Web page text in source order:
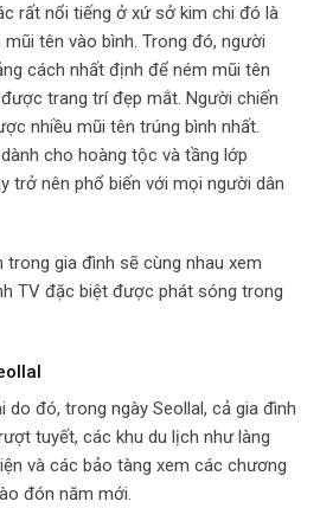
rất nổi tiếng ở xứ sở kim chi đó là
tên vào bình. Trong đó, người
cách nhất định để ném mũi tên
trang trí đẹp mắt. Người chiến
nhiều mũi tên trúng bình nhất.
cho hoàng tộc và tầng lớp
trở nên phổ biến với mọi người dân
trong gia đình sẽ cùng nhau xem
TV đặc biệt được phát sóng trong
do đó, trong ngày Seollal, cả gia đình
tuyết, các khu du lịch như làng
và các bảo tàng xem các chương
đón năm mới.